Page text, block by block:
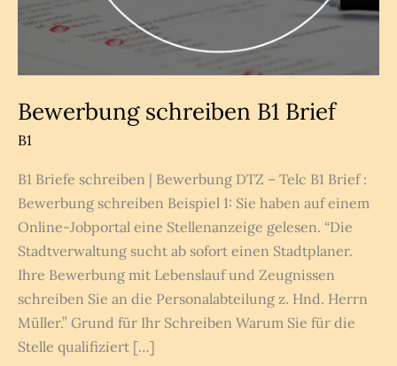
Bewerbung schreiben B1 Brief
B1
B1 Briefe schreiben | Bewerbung DTZ – Telc B1 Brief :
Bewerbung schreiben Beispiel 1: Sie haben auf einem
Online-Jobportal eine Stellenanzeige gelesen. “Die
Stadtverwaltung sucht ab sofort einen Stadtplaner.
Ihre Bewerbung mit Lebenslauf und Zeugnissen
schreiben Sie an die Personalabteilung z. Hnd. Herrn
Müller.” Grund für Ihr Schreiben Warum Sie für die
Stelle qualifiziert […]